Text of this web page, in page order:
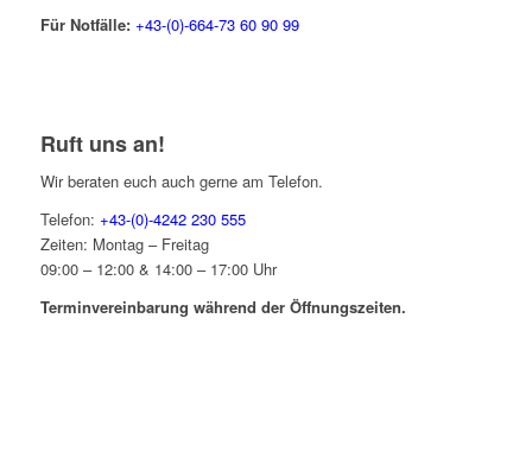
Für Notfälle: +43-(0)-664-73 60 90 99
Ruft uns an!
Wir beraten euch auch gerne am Telefon.
Telefon: +43-(0)-4242 230 555
Zeiten: Montag – Freitag
09:00 – 12:00 & 14:00 – 17:00 Uhr
Terminvereinbarung während der Öffnungszeiten.